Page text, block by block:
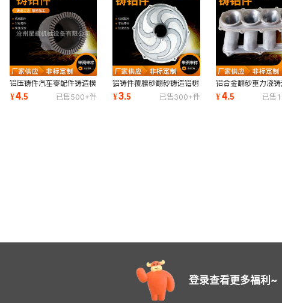
铝压铸件汽车零配件铸造模
具开发精密零部件压铸铝加
工定制厂家
¥4.5 已售500+件
铝铸件覆膜砂翻砂铸造铝树
脂砂铸铝件机床铸件铝蜗壳
泵壳铸造铝件
¥3.5 已售300+件
铝合金翻砂重力浇
铝件重力翻转铸造树
造铝铸件供应
¥4.5 已售
登录查看更多福利~